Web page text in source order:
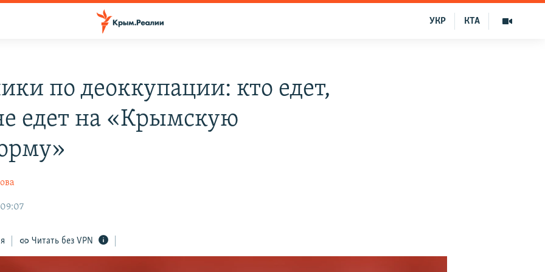
КТА
УКР
по деоккупации: кто едет,
едет на «Крымскую
09:07
Читать без VPN